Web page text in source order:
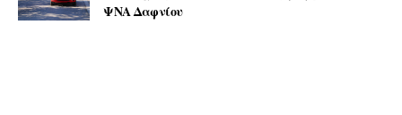
ΨΝΑ Δαφνίου